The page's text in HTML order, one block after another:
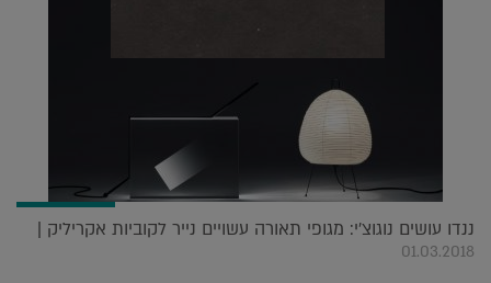
ננדו עושים נוגוצ'י: מגופי תאורה עשויים נייר לקוביות אקריליק |
01.03.2018